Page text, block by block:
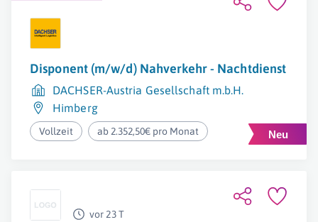
Disponent (m/w/d) Nahverkehr - Nachtdienst
DACHSER-Austria Gesellschaft m.b.H.
Himberg
Vollzeit ab 2.352,50€ pro Monat
vor 23 T